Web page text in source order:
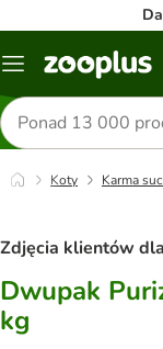
Menu
Szukaj
produktów
Koty Karma
Zdjęcia klientów
Dwupak
kg